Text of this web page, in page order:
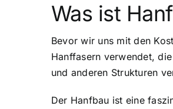
Was ist
Bevor wir uns mit den
Hanffasern verwendet,
und anderen Strukturen
Der Hanfbau ist eine